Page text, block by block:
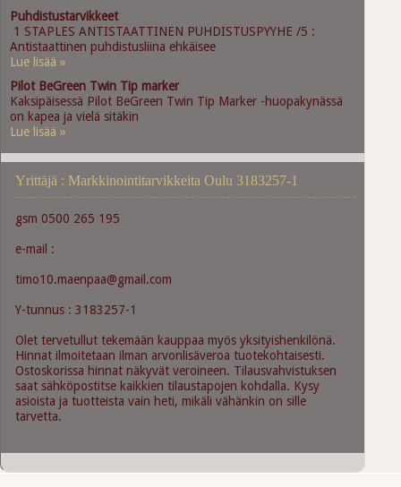
Puhdistustarvikkeet
1 STAPLES ANTISTAATTINEN PUHDISTUSPYYHE /5 :
Antistaattinen puhdistusliina ehkäisee
Lue lisää »
Pilot BeGreen Twin Tip marker
Kaksipäisessä Pilot BeGreen Twin Tip Marker -huopakynässä
on kapea ja vielä sitäkin
Lue lisää »
Yrittäjä : Markkinointitarvikkeita Oulu 3183257-1
gsm 0500 265 195
e-mail :
timo10.maenpaa@gmail.com
Y-tunnus : 3183257-1
Olet tervetullut tekemään kauppaa myös yksityishenkilönä.
Hinnat ilmoitetaan ilman arvonlisäveroa tuotekohtaisesti.
Ostoskorissa hinnat näkyvät veroineen. Tilausvahvistuksen
saat sähköpostitse kaikkien tilaustapojen kohdalla. Kysy
asioista ja tuotteista vain heti, mikäli vähänkin on sille
tarvetta.